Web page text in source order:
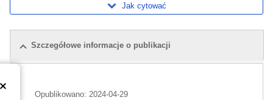
Jak cytować
Szczegółowe informacje o publikacji
Opublikowano: 2024-04-29